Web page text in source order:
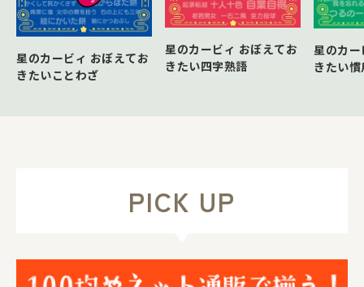
星のカービィ おぼえてお
きたいことわざ
星のカービィ おぼえてお
きたい四字熟語
星のカ
きたい
PICK UP